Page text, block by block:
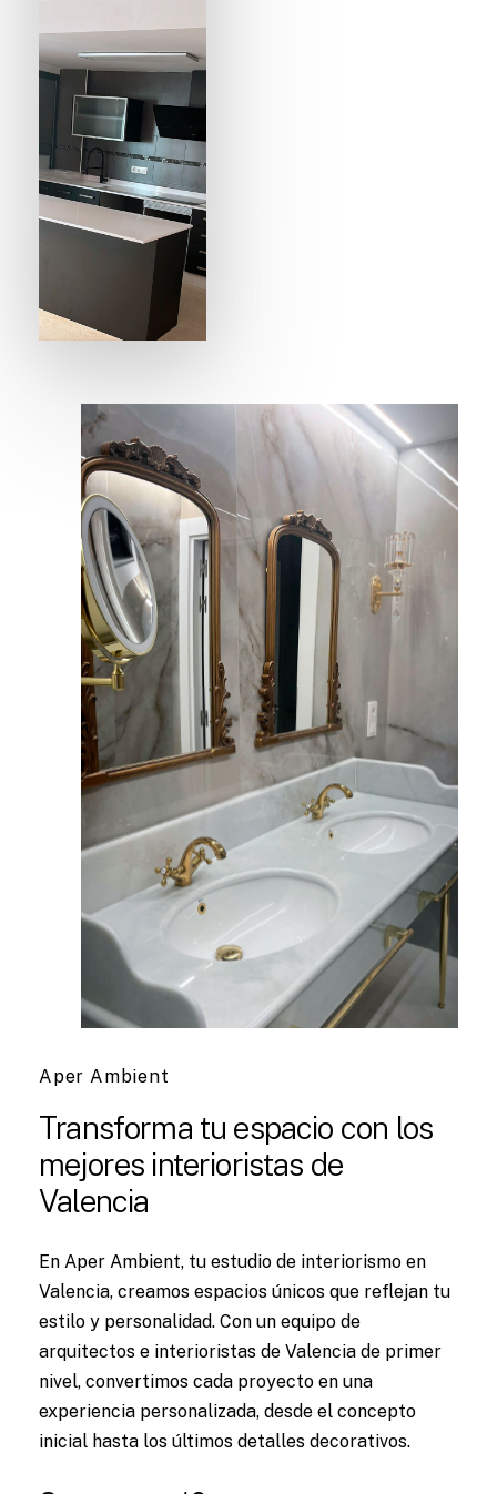
Aper Ambient
Transforma tu espacio con los
mejores interioristas de
Valencia
En Aper Ambient, tu estudio de interiorismo en
Valencia, creamos espacios únicos que reflejan tu
estilo y personalidad. Con un equipo de
arquitectos e interioristas de Valencia de primer
nivel, convertimos cada proyecto en una
experiencia personalizada, desde el concepto
inicial hasta los últimos detalles decorativos.